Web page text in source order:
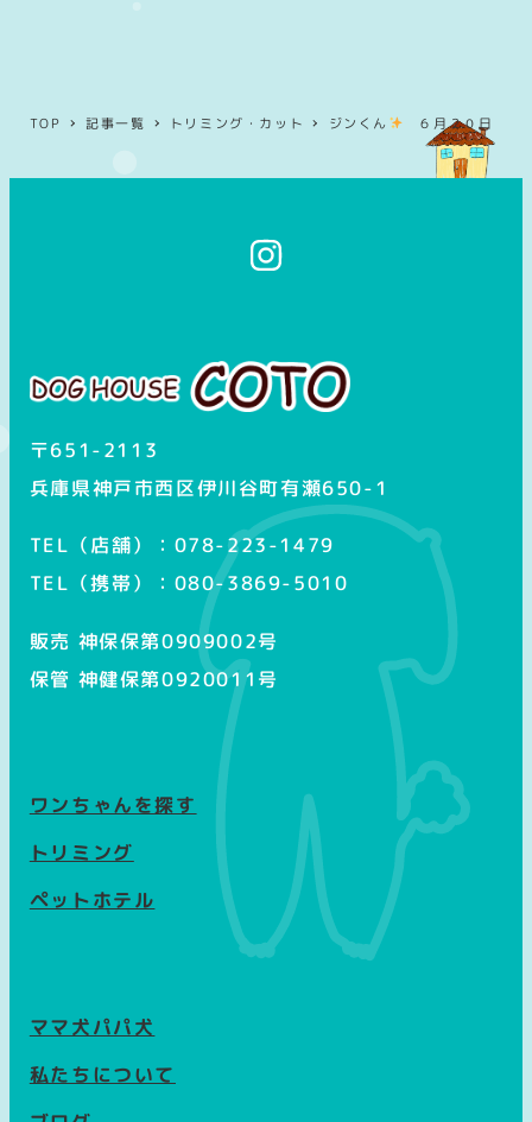
TOP 記事一覧 トリミング・カット ジンくん ６月２０日
ム
〒651-2113
兵庫県神戸市西区伊川谷町有瀬650-1
TEL（店舗）：078-223-1479
TEL（携帯）：080-3869-5010
販売 神保保第0909002号
保管 神健保第0920011号
ワンちゃんを探す
トリミング
ペットホテル
ママ犬パパ犬
私たちについて